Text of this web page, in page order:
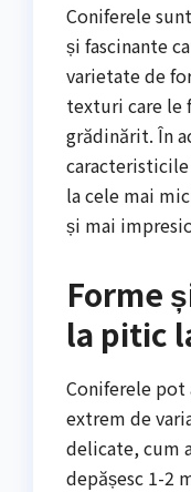
Coniferele
și fascinante
varietate de
texturi care le
grădinărit. În
la cele mai
și mai
Forme
la pitic
Coniferele pot
extrem de
delicate, cum
depășesc 1-2